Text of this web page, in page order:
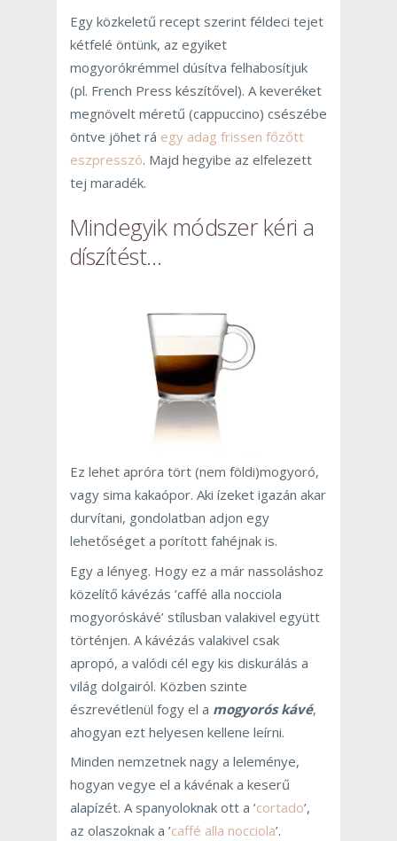
Egy közkeletű recept szerint féldeci tejet
kétfelé öntünk, az egyiket
mogyorókrémmel dúsítva felhabosítjuk
(pl. French Press készítővel). A keveréket
megnövelt méretű (cappuccino) csészébe
öntve jöhet rá egy adag frissen főzőtt
eszpresszó. Majd hegyibe az elfelezett
tej maradék.
Mindegyik módszer kéri a
díszítést…
Ez lehet apróra tört (nem földi)mogyoró,
vagy sima kakaópor. Aki ízeket igazán akar
durvítani, gondolatban adjon egy
lehetőséget a porított fahéjnak is.
Egy a lényeg. Hogy ez a már nassoláshoz
közelítő kávézás ’caffé alla nocciola
mogyoróskávé’ stílusban valakivel együtt
történjen. A kávézás valakivel csak
apropó, a valódi cél egy kis diskurálás a
világ dolgairól. Közben szinte
észrevétlenül fogy el a mogyorós kávé,
ahogyan ezt helyesen kellene leírni.
Minden nemzetnek nagy a leleménye,
hogyan vegye el a kávénak a keserű
alapízét. A spanyoloknak ott a ’cortado’,
az olaszoknak a ’caffé alla nocciola’.